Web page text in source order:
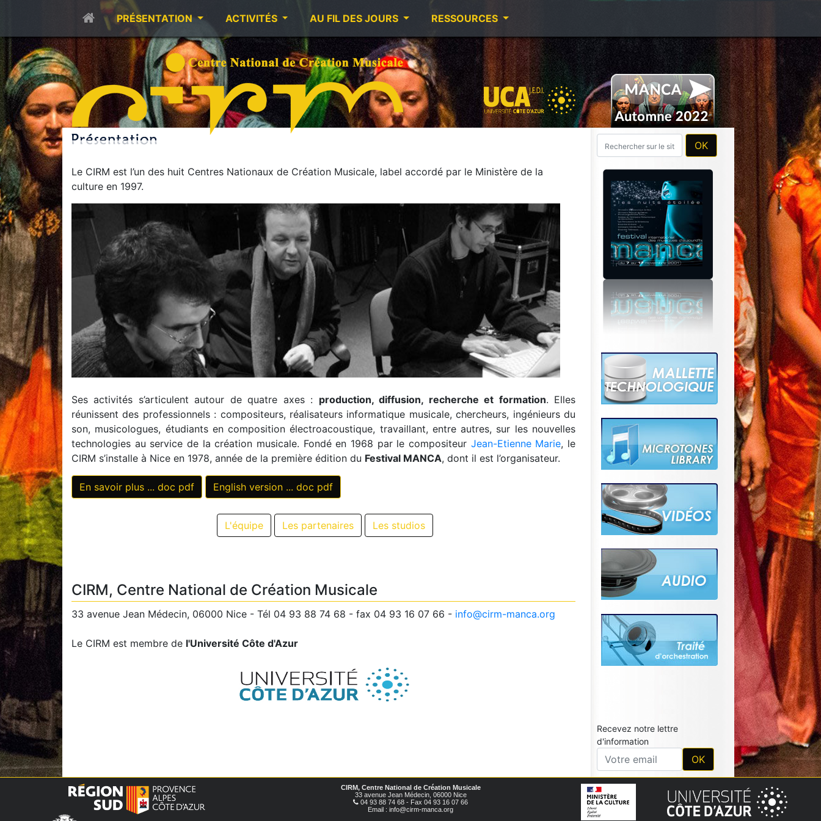
PRÉSENTATION ACTIVITÉS AU FIL DES JOURS RESSOURCES
Le CIRM est l’un des huit Centres Nationaux de Création Musicale, label accordé par le Ministère de la
culture en 1997.
Ses activités s’articulent autour de quatre axes : production, diffusion, recherche et formation. Elles
réunissent des professionnels : compositeurs, réalisateurs informatique musicale, chercheurs, ingénieurs du
son, musicologues, étudiants en composition électroacoustique, travaillant, entre autres, sur les nouvelles
technologies au service de la création musicale. Fondé en 1968 par le compositeur Jean-Etienne Marie, le
CIRM s’installe à Nice en 1978, année de la première édition du Festival MANCA, dont il est l’organisateur.
En savoir plus ... doc pdf English version ... doc pdf
L'équipe Les partenaires Les studios
CIRM, Centre National de Création Musicale
33 avenue Jean Médecin, 06000 Nice - Tél 04 93 88 74 68 - fax 04 93 16 07 66 - info@cirm-manca.org
Le CIRM est membre de l'Université Côte d'Azur
Recevez notre lettre
d'information
CIRM, Centre National de Création Musicale
33 avenue Jean Médecin, 06000 Nice
04 93 88 74 68 - Fax 04 93 16 07 66
Email : info@cirm-manca.org